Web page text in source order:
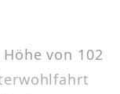
von 102